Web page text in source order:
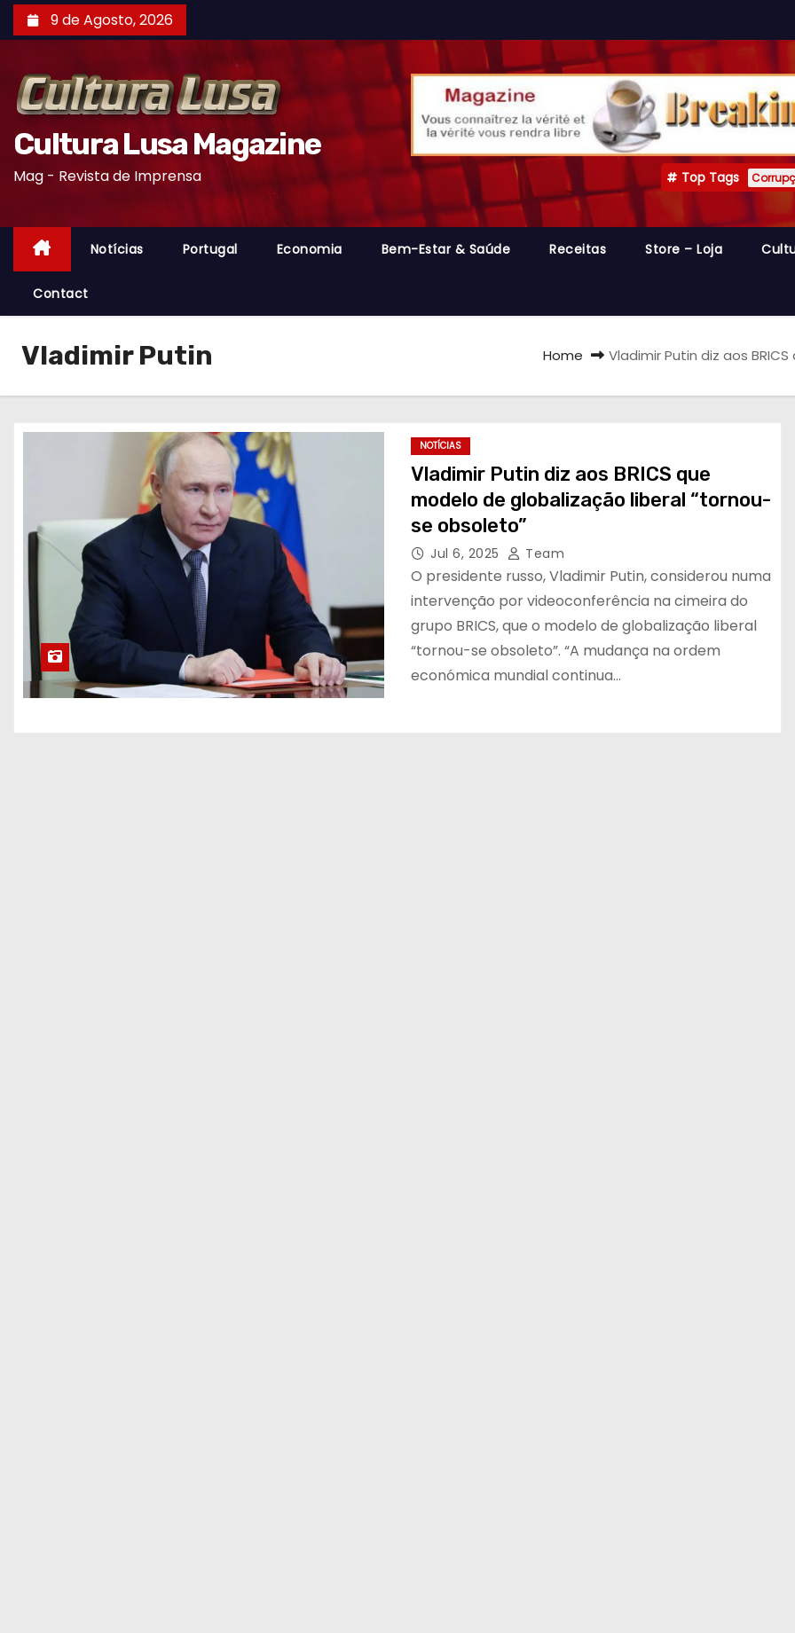
k
9 de Agosto, 2026
Cultura Lusa Magazine
Mag - Revista de Imprensa Top Tags
Notícias Portugal Economia Bem-Estar & Saúde Receitas Store – Loja
Contact
Vladimir Putin Home Vladimir Putin diz aos
NOTÍCIAS
Vladimir Putin diz aos BRICS que
modelo de globalização liberal “tornou-
se obsoleto”
Jul 6, 2025 Team
O presidente russo, Vladimir Putin, considerou numa
intervenção por videoconferência na cimeira do
grupo BRICS, que o modelo de globalização liberal
“tornou-se obsoleto”. “A mudança na ordem
económica mundial continua…